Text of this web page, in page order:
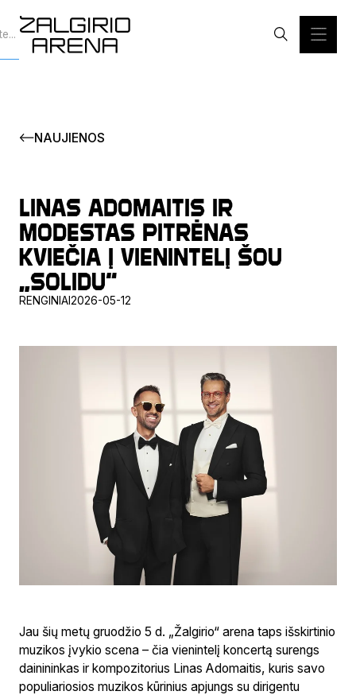
NAUJIENOS
Linas Adomaitis ir
Modestas Pitrėnas
kviečia į vienintelį šou
„Solidu“
RENGINIAI2026-05-12
Jau šių metų gruodžio 5 d. „Žalgirio“ arena taps išskirtinio
muzikos įvykio scena – čia vienintelį koncertą surengs
dainininkas ir kompozitorius Linas Adomaitis, kuris savo
populiariosios muzikos kūrinius apjungs su dirigentu